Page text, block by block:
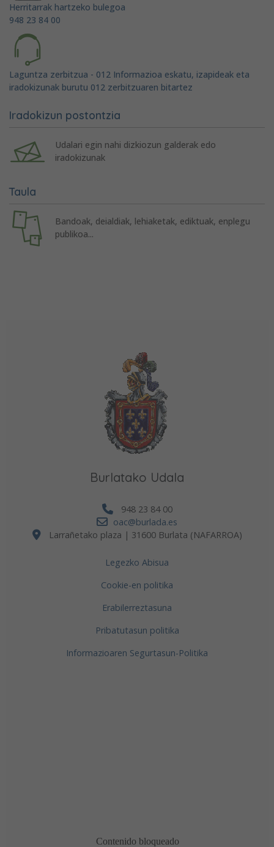
Herritarrak hartzeko bulegoa
948 23 84 00
Laguntza zerbitzua - 012 Informazioa eskatu, izapideak eta
iradokizunak burutu 012 zerbitzuaren bitartez
Iradokizun postontzia
Udalari egin nahi dizkiozun galderak edo
iradokizunak
Taula
Bandoak, deialdiak, lehiaketak, ediktuak, enplegu
publikoa...
Burlatako Udala
948 23 84 00
oac@burlada.es
Larrañetako plaza | 31600 Burlata (NAFARROA)
Legezko Abisua
Cookie-en politika
Erabilerreztasuna
Pribatutasun politika
Informazioaren Segurtasun-Politika